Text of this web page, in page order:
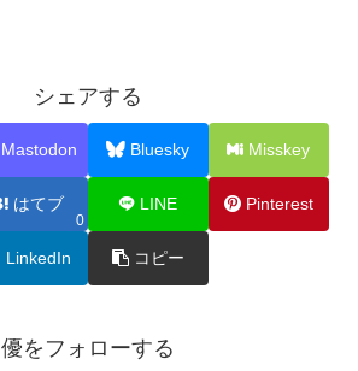
シェアする
Mastodon Bluesky Misskey
はてブ
0
LINE Pinterest
LinkedIn コピー
優をフォローする